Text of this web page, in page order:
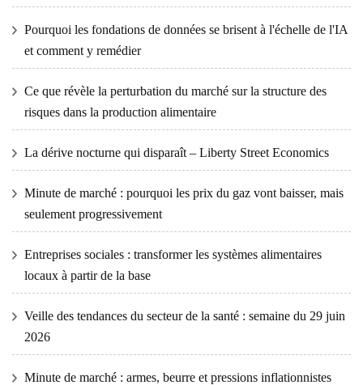
Pourquoi les fondations de données se brisent à l'échelle de l'IA
et comment y remédier
Ce que révèle la perturbation du marché sur la structure des
risques dans la production alimentaire
La dérive nocturne qui disparaît – Liberty Street Economics
Minute de marché : pourquoi les prix du gaz vont baisser, mais
seulement progressivement
Entreprises sociales : transformer les systèmes alimentaires
locaux à partir de la base
Veille des tendances du secteur de la santé : semaine du 29 juin
2026
Minute de marché : armes, beurre et pressions inflationnistes